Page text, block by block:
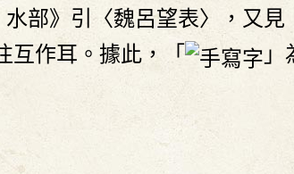
水部》引〈魏呂望表〉，又見
互作耳。據此，「
」